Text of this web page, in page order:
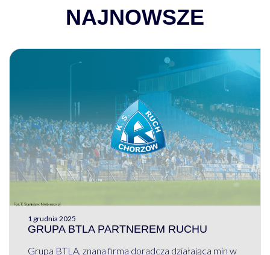
NAJNOWSZE
1 grudnia 2025
GRUPA BTLA PARTNEREM RUCHU
Grupa BTLA, znana firma doradcza działająca min w